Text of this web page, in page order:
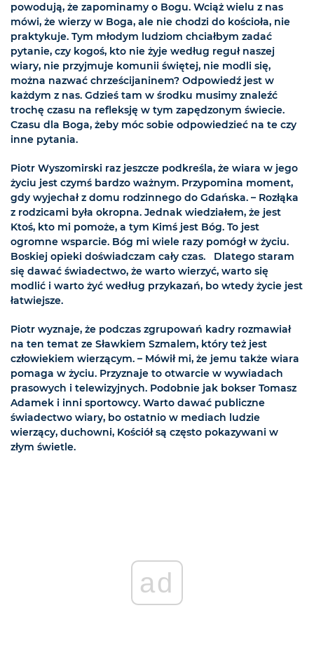
powodują, że zapominamy o Bogu. Wciąż wielu z nas
mówi, że wierzy w Boga, ale nie chodzi do kościoła, nie
praktykuje. Tym młodym ludziom chciałbym zadać
pytanie, czy kogoś, kto nie żyje według reguł naszej
wiary, nie przyjmuje komunii świętej, nie modli się,
można nazwać chrześcijaninem? Odpowiedź jest w
każdym z nas. Gdzieś tam w środku musimy znaleźć
trochę czasu na refleksję w tym zapędzonym świecie.
Czasu dla Boga, żeby móc sobie odpowiedzieć na te czy
inne pytania.
Piotr Wyszomirski raz jeszcze podkreśla, że wiara w jego
życiu jest czymś bardzo ważnym. Przypomina moment,
gdy wyjechał z domu rodzinnego do Gdańska. – Rozłąka
z rodzicami była okropna. Jednak wiedziałem, że jest
Ktoś, kto mi pomoże, a tym Kimś jest Bóg. To jest
ogromne wsparcie. Bóg mi wiele razy pomógł w życiu.
Boskiej opieki doświadczam cały czas. Dlatego staram
się dawać świadectwo, że warto wierzyć, warto się
modlić i warto żyć według przykazań, bo wtedy życie jest
łatwiejsze.
Piotr wyznaje, że podczas zgrupowań kadry rozmawiał
na ten temat ze Sławkiem Szmalem, który też jest
człowiekiem wierzącym. – Mówił mi, że jemu także wiara
pomaga w życiu. Przyznaje to otwarcie w wywiadach
prasowych i telewizyjnych. Podobnie jak bokser Tomasz
Adamek i inni sportowcy. Warto dawać publiczne
świadectwo wiary, bo ostatnio w mediach ludzie
wierzący, duchowni, Kościół są często pokazywani w
złym świetle.
ad